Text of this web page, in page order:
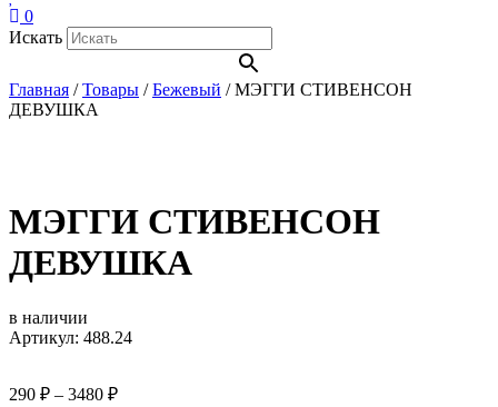
0
Искать
Главная /Товары /Бежевый /МЭГГИ СТИВЕНСОН
ДЕВУШКА
МЭГГИ СТИВЕНСОН
ДЕВУШКА
в наличии
Артикул: 488.24
290 ₽ – 3480 ₽